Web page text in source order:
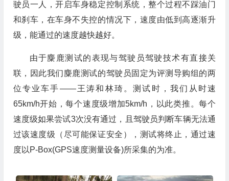
驶员一人，开启车身稳定控制系统，整个过程不踩油门
和刹车，在车身不失控的情况下，速度由低到高逐渐升
级，能通过的速度越快越好。
由于麋鹿测试的表现与驾驶员驾驶技术有直接关
联，因此我们麋鹿测试的驾驶员固定为评测导购组的两
位专业车手——王涛和林琦。测试时，我们从时速
65km/h开始，每个速度级增加5km/h，以此类推。每个
速度级如果尝试3次没有通过，且驾驶员判断车辆无法通
过该速度级（尽可能保证安全），测试将终止，通过速
度以P-Box(GPS速度测量设备)所采集的为准。